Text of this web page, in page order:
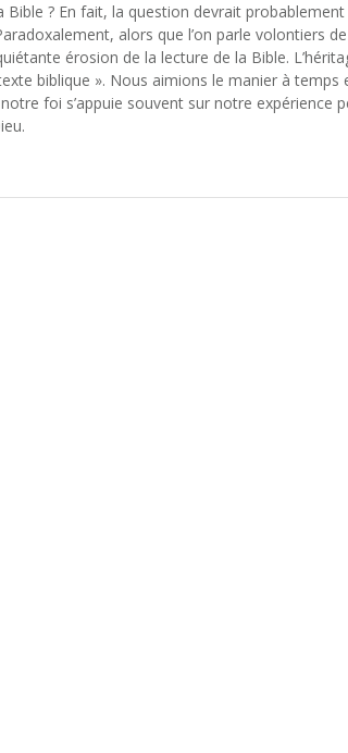
Bible ? En fait, la question devrait
alors que l’on parle volontiers
érosion de la lecture de la Bible.
biblique ». Nous aimions le manier à temps
foi s’appuie souvent sur notre expérience